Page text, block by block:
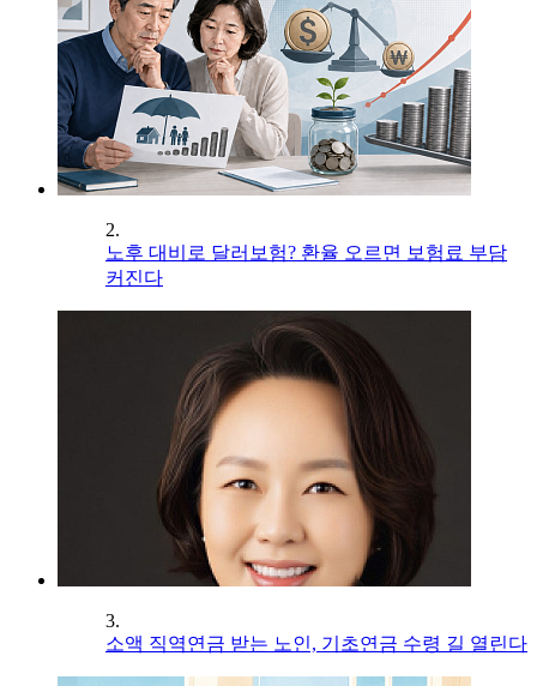
2.
노후 대비로 달러보험? 환율 오르면 보험료 부담
커진다
3.
소액 직역연금 받는 노인, 기초연금 수령 길 열린다